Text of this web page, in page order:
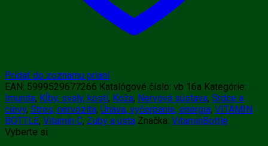
Pridať do zoznamu prianí
EAN: 5999529677266 Katalógové číslo: vb 16a Kategórie:
Imunita, Kĺby, svaly, kosti, Koža, Nervová sústava, Srdce a
cievy, Stres, nervozita, Únava, vyčerpanie, energia, VITAMIN
BOTTLE, Vitamín C, Zuby a ústa Značka: VitaminBottle
Vyberte si